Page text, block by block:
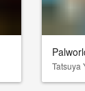
Tatsuya